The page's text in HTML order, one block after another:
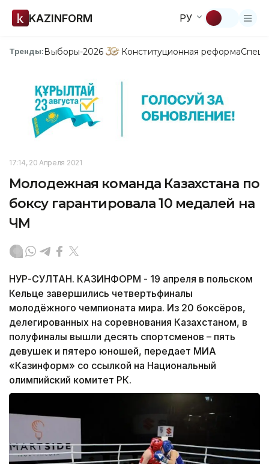
KAZINFORM РУ
Тренды:Выборы-2026 Конституционная реформа
17:14, 20 Апреля 2021
Молодежная команда Казахстана по
боксу гарантировала 10 медалей на
ЧМ
НУР-СУЛТАН. КАЗИНФОРМ - 19 апреля в польском
Кельце завершились четвертьфиналы
молодёжного чемпионата мира. Из 20 боксёров,
делегированных на соревнования Казахстаном, в
полуфиналы вышли десять спортсменов – пять
девушек и пятеро юношей, передает МИА
«Казинформ» со ссылкой на Национальный
олимпийский комитет РК.